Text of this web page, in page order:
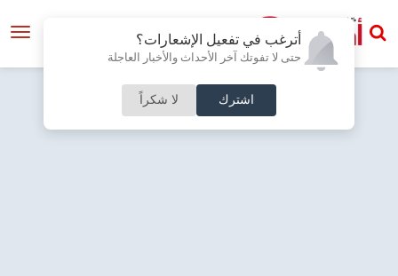
أترغب في تفعيل الإشعارات؟
حتى لا تفوتك آخر الأحداث والأخبار العاجلة
اشترك لا شكراً